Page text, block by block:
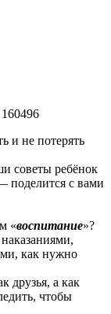
160496
и не потерять
советы ребёнок
поделится с вами
«воспитание»?
как нужно
друзья, а как
чтобы